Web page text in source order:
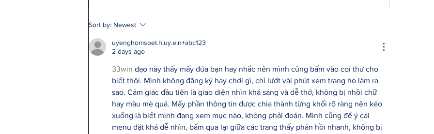
Sort by: Newest
uyenghomsoet.h.uy.e.n+abc123
2 days ago
33win dạo này thấy mấy đứa bạn hay nhắc nên mình cũng bấm vào coi thử cho
biết thôi. Mình không đăng ký hay chơi gì, chỉ lướt vài phút xem trang họ làm ra
sao. Cảm giác đầu tiên là giao diện nhìn khá sáng và dễ thở, không bị nhồi chữ
hay màu mè quá. Mấy phần thông tin được chia thành từng khối rõ ràng nên kéo
xuống là biết mình đang xem mục nào, không phải đoán. Mình cũng để ý cái
menu đặt khá dễ nhìn, bấm qua lại giữa các trang thấy phản hồi nhanh, không bị